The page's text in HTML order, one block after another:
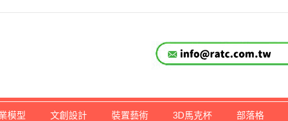
,文創,獎盃設計專家
模型 文創設計 裝置藝術 3D馬克杯 部落格